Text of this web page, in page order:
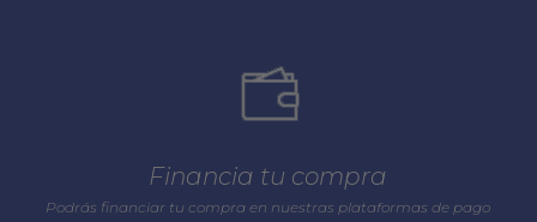
Financia tu compra
Podrás financiar tu compra en nuestras plataformas de pago